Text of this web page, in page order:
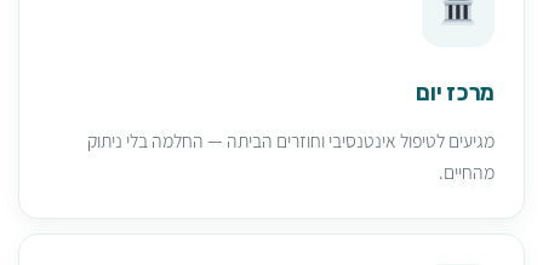
מרכז יום
מגיעים לטיפול אינטנסיבי וחוזרים הביתה — החלמה בלי ניתוק
מהחיים.